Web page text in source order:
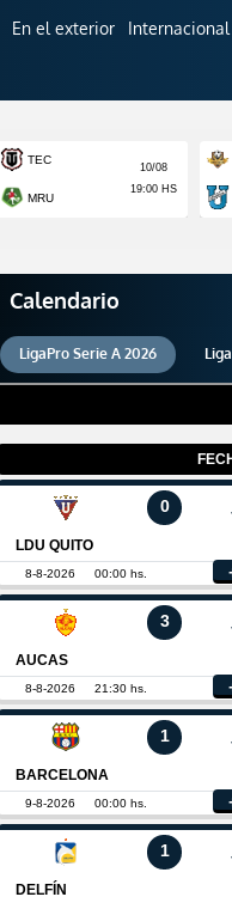
En el exterior Internacional
Calendario
LigaPro Serie A 2026